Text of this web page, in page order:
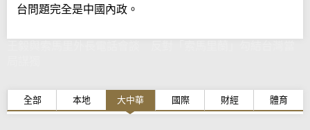
台問題完全是中國內政。
全部 本地 大中華 國際 財經 體育